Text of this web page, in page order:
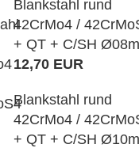
Blankstahl rund
42CrMo4 /
+ QT + C/SH
12,70 EUR
Blankstahl rund
42CrMo4 /
+ QT + C/SH